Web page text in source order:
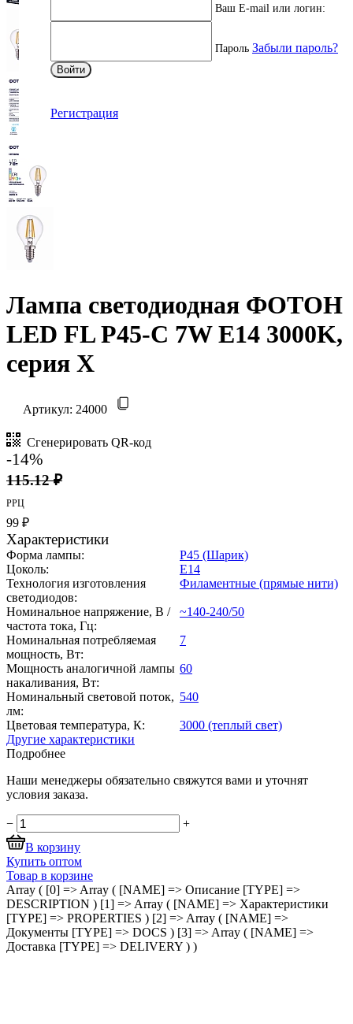
Лампа светодиодная ФОТОН
LED FL P45-C 7W E14 3000K,
серия Х
Артикул: 24000
Сгенерировать QR-код
-14%
115.12 ₽
РРЦ
99 ₽
Характеристики
Форма лампы:
P45 (Шарик)
Цоколь:
E14
Технология изготовления
светодиодов:
Филаментные (прямые нити)
Номинальное напряжение, В /
частота тока, Гц:
~140-240/50
Номинальная потребляемая
мощность, Вт:
7
Мощность аналогичной лампы
накаливания, Вт:
60
Номинальный световой поток,
лм:
540
Цветовая температура, К:
3000 (теплый свет)
Другие характеристики
Подробнее
Наши менеджеры обязательно свяжутся вами и уточнят
условия заказа.
−
+
В корзину
Купить оптом
Товар в корзине
Array ( [0] => Array ( [NAME] => Описание [TYPE] =>
DESCRIPTION ) [1] => Array ( [NAME] => Характеристики
[TYPE] => PROPERTIES ) [2] => Array ( [NAME] =>
Документы [TYPE] => DOCS ) [3] => Array ( [NAME] =>
Доставка [TYPE] => DELIVERY ) )
Ваш E-mail или логин:
Пароль Забыли пароль?
Войти
Регистрация